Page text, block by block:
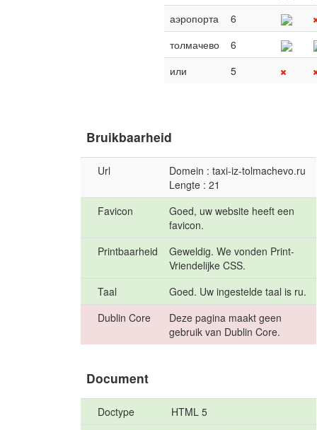
аэропорта
6
толмачево
6
или
5
Bruikbaarheid
Url
Domein : taxi-iz-tolmachevo.ru
Lengte : 21
Favicon
Goed, uw website heeft een
favicon.
Printbaarheid
Geweldig. We vonden Print-
Vriendelijke CSS.
Taal
Goed. Uw ingestelde taal is ru.
Dublin Core
Deze pagina maakt geen
gebruik van Dublin Core.
Document
Doctype
HTML 5